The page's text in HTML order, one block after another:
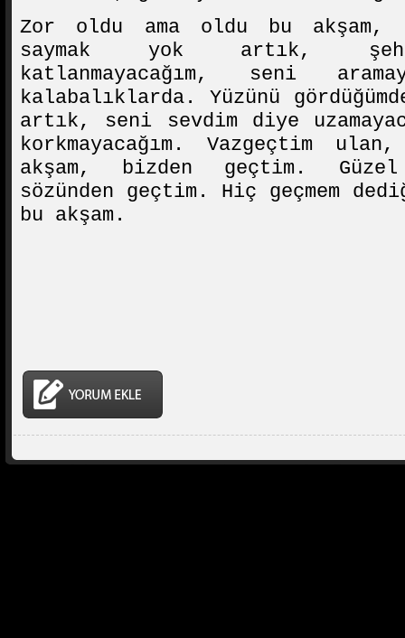
Zor oldu ama oldu bu akşam,
saymak yok artık,
katlanmayacağım, seni
kalabalıklarda. Yüzünü
artık, seni sevdim diye
korkmayacağım. Vazgeçtim
akşam, bizden geçtim.
sözünden geçtim. Hiç geçmem
bu akşam.